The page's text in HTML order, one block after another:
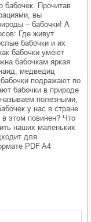
бабочек. Прочитав
вы
– бабочки! А
Где живут
бабочки и их
бабочки умеют
бабочкам яркая
медведиц
подражают по
бабочки в природе
полезными,
у нас в стране
этом повинен? Что
наших маленьких
для
PDF A4